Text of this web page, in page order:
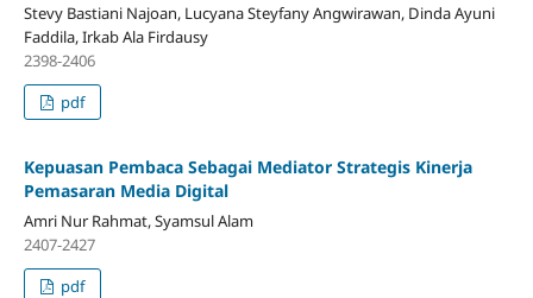
Stevy Bastiani Najoan, Lucyana Steyfany Angwirawan, Dinda Ayuni
Faddila, Irkab Ala Firdausy
2398-2406
pdf
Kepuasan Pembaca Sebagai Mediator Strategis Kinerja
Pemasaran Media Digital
Amri Nur Rahmat, Syamsul Alam
2407-2427
pdf